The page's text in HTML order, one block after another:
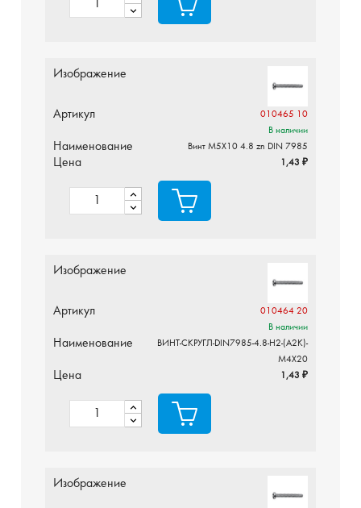
Изображение
Артикул
010465 10
В наличии
Наименование Винт М5X10 4.8 zn DIN 7985
Цена 1,43 ₽
Изображение
Артикул
010464 20
В наличии
Наименование
ВИНТ-СКРУГЛ-DIN7985-4.8-H2-(A2K)-
M4X20
Цена 1,43 ₽
Изображение